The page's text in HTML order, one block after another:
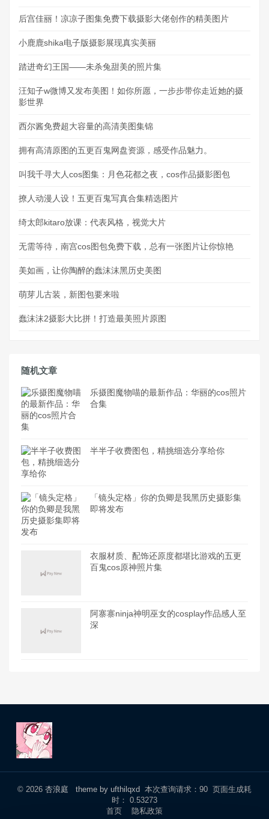
后宫佳丽！凉凉子图集免费下载摄影大佬创作的精美图片
小鹿鹿shika电子版摄影展现真实美丽
踏进奇幻王国——未杀兔甜美的照片集
汪知子w微博又发布美图！如你所愿，一步步带你走近她的摄
影世界
西尔酱免费超大容量的高清美图集锦
拥有高清原图的五更百鬼网盘资源，感受作品魅力。
叫我千寻大人cos图集：月色花都之夜，cos作品摄影图包
撩人动漫人设！五更百鬼写真合集精选图片
绮太郎kitaro放课：代表风格，视觉大片
无需等待，南宫cos图包免费下载，总有一张图片让你惊艳
美如画，让你陶醉的蠢沫沫黑历史美图
萌芽儿古装，新图包要来啦
蠢沫沫2摄影大比拼！打造最美照片原图
随机文章
乐摄图魔物喵的最新作品：华丽的cos照片
合集
半半子收费图包，精挑细选分享给你
「镜头定格」你的负卿是我黑历史摄影集
即将发布
衣服材质、配饰还原度都堪比游戏的五更
百鬼cos原神照片集
阿寨寨ninja神明巫女的cosplay作品感人至
深
© 2026 杏浪庭 theme by ufthilqxd 本次查询请求：90 页面生成耗
时： 0.53273
首页
隐私政策